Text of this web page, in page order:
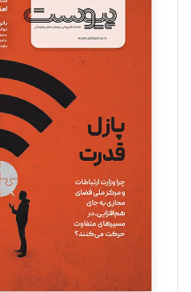
مینا پاکدل
یسنا امان‌پور
تحریریه
ملینا جعفری
تحریریه
مصطفی مسجدی آرانی